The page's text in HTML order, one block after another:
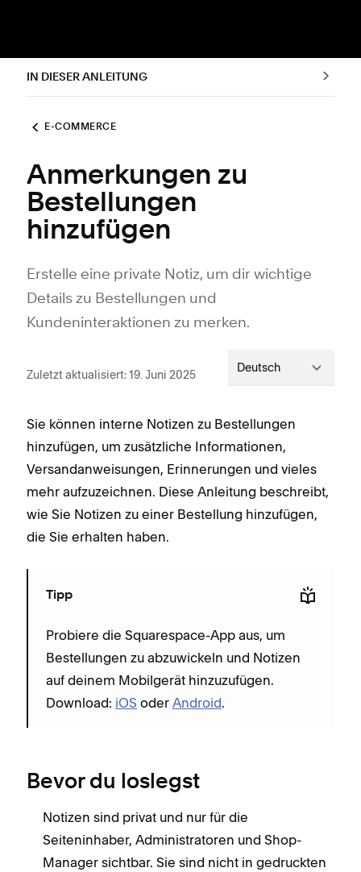
IN DIESER ANLEITUNG
E-COMMERCE
Anmerkungen zu
Bestellungen
hinzufügen
Erstelle eine private Notiz, um dir wichtige
Details zu Bestellungen und
Kundeninteraktionen zu merken.
Zuletzt aktualisiert: 19. Juni 2025 Deutsch
Sie können interne Notizen zu Bestellungen
hinzufügen, um zusätzliche Informationen,
Versandanweisungen, Erinnerungen und vieles
mehr aufzuzeichnen. Diese Anleitung beschreibt,
wie Sie Notizen zu einer Bestellung hinzufügen,
die Sie erhalten haben.
Tipp
Probiere die Squarespace-App aus, um
Bestellungen zu abzuwickeln und Notizen
auf deinem Mobilgerät hinzuzufügen.
Download: iOS oder Android.
Bevor du loslegst
Notizen sind privat und nur für die
Seiteninhaber, Administratoren und Shop-
Manager sichtbar. Sie sind nicht in gedruckten